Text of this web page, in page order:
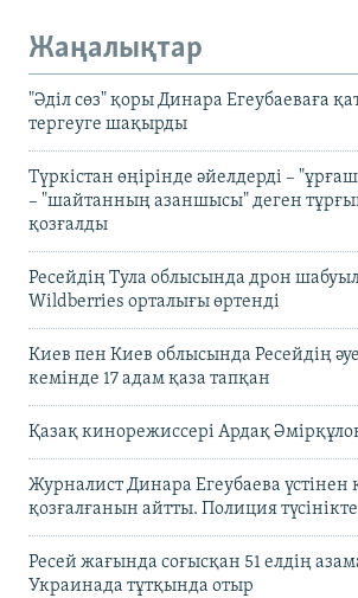
Жаңалықтар
"Әділ сөз" қоры Динара Егеубаеваға
тергеуге шақырды
Түркістан өңірінде әйелдерді –
– "шайтанның азаншысы" деген
қозғалды
Ресейдің Тула облысында дрон
Wildberries орталығы өртенді
Киев пен Киев облысында Ресейдің
кемінде 17 адам қаза тапқан
Қазақ кинорежиссері Ардақ
Журналист Динара Егеубаева үстінен
қозғалғанын айтты. Полиция
Ресей жағында соғысқан 51 елдің
Украинада тұтқында отыр